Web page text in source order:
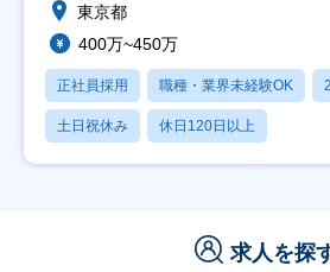
東京都
400万~450万
正社員採用 職種・業界未経験OK
土日祝休み 休日120日以上
求人を探